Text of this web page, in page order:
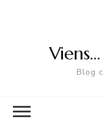
Blog